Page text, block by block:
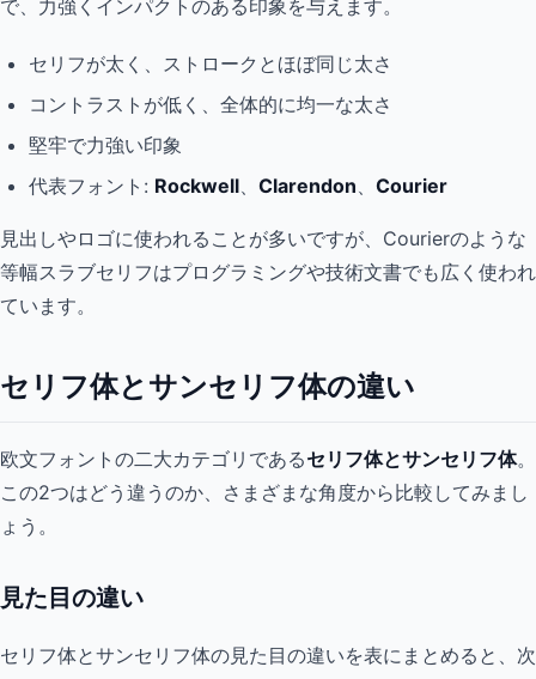
で、力強くインパクトのある印象を与えます。
セリフが太く、ストロークとほぼ同じ太さ
コントラストが低く、全体的に均一な太さ
堅牢で力強い印象
代表フォント: Rockwell、 Clarendon、 Courier
見出しやロゴに使われることが多いですが、Courierのような
等幅スラブセリフはプログラミングや技術文書でも広く使われ
ています。
セリフ体とサンセリフ体の違い
欧文フォントの二大カテゴリであるセリフ体とサンセリフ体。
この2つはどう違うのか、さまざまな角度から比較してみまし
ょう。
見た目の違い
セリフ体とサンセリフ体の見た目の違いを表にまとめると、次